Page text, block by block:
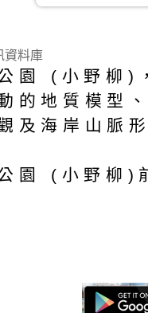
資料庫
園 (小野柳)
的地質模型
及海岸山脈
園 (小野柳)